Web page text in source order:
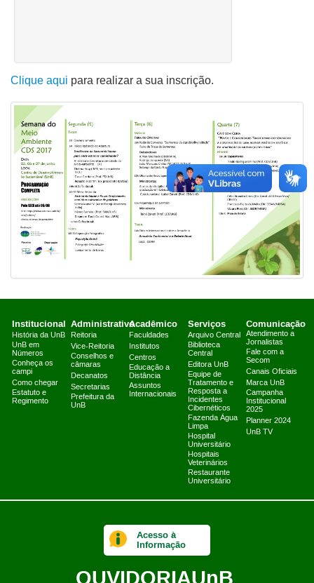
Clique aqui para realizar a sua inscrição.
Institucional
História da UnB
UnB em
Números
Conheça os
campi
Como chegar
Estatuto e
Regimento
Administrativo
Reitoria
Vice-Reitoria
Conselhos e
câmaras
Decanatos
Secretarias
Prefeitura da
UnB
Acadêmico
Faculdades
Institutos
Centros
Educação a
Distância
Assuntos
Internacionais
Serviços
Arquivo Central
Biblioteca
Central
Editora UnB
Equipe de
Tratamento e
Resposta a
Incidentes
Cibernéticos
Fazenda Água
Limpa
Hospital
Universitário
Hospitais
Veterinários
Restaurante
Universitário
Comunicação
Atendimento a
Jornalistas
Fale com a
Secom
Canais Oficiais
Marca UnB
Campanha
Institucional
2025
Planner 2024
UnB TV
Acesso à
Informação
OUVIDORIAUnB